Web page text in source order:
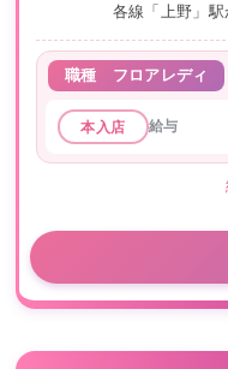
各線「上野」駅
職種 フロアレディ
本入店 給与